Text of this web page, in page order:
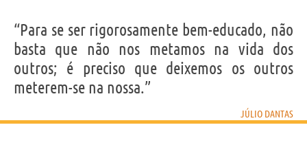
“Para se ser rigorosamente bem-educado, não
basta que não nos metamos na vida dos
outros; é preciso que deixemos os outros
meterem-se na nossa.”
JÚLIO DANTAS